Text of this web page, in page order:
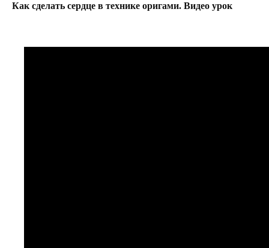
Как сделать сердце в технике оригами. Видео урок